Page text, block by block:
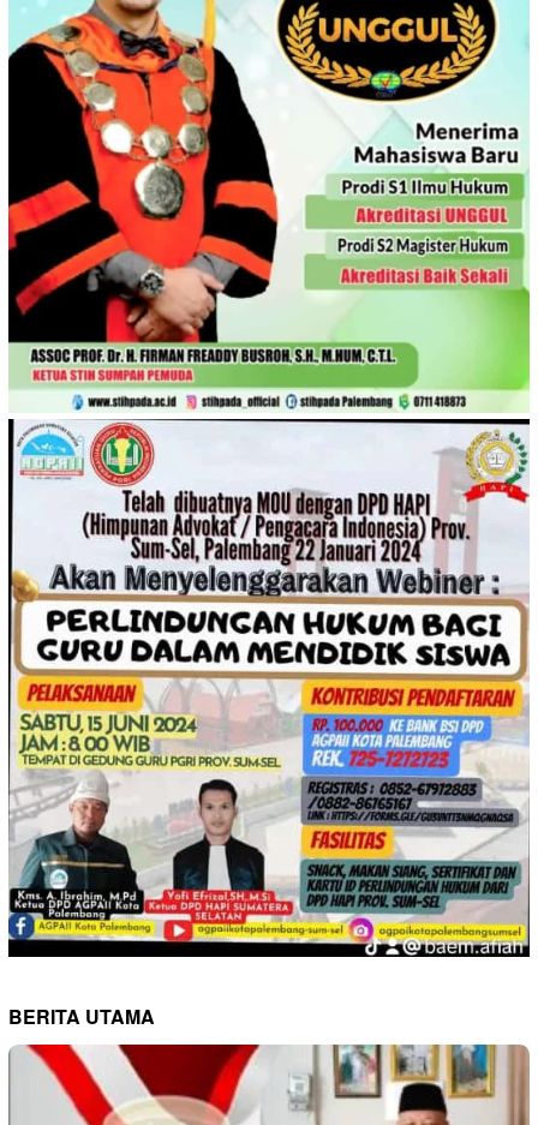
BERITA UTAMA